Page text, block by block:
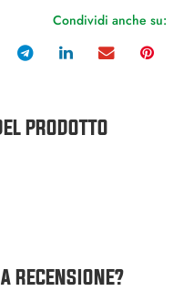
Condividi anche su:
PRODOTTO
RECENSIONE?